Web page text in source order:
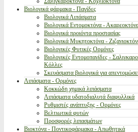
Βιολογικά φάρμακα - Παγίδες
Βιολογικά Λιπάσματα
Βιολογικά Εντομοκτόνα -
Βιολογικά προιόντα προστασίας
Βιολογικά Μυκητοκτόνα -
Βιολογικές Φυτικές Ορμόνες
Βιολογικές Εντομοπαγίδες -
Κόλλες
Σκευάσματα βιολογικά για
Λιπάσματα - Ορμόνες
Κοκκώδη χημικά λιπάσματα
Λιπάσματα υδατοδιαλυτά διαφυλλικά
Ρυθμιστές ανάπτυξης - Ορμόνες
Βελτιωτικά φυτών
Προσφορές λιπασμάτων
Βιοκτόνα - Ποντικοφάρμακα - Απωθητικά